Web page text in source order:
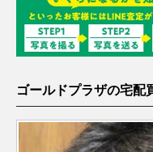
ゴールドプラザの宅配